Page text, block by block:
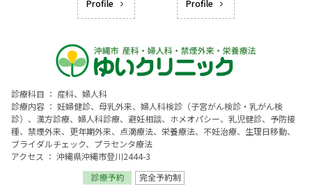
Profile Profile
診療科目 ： 産科、婦人科
診療内容 ： 妊婦健診、母乳外来、婦人科検診（子宮がん検診・乳がん検
診）、漢方診療、婦人科診療、避妊相談、ホメオパシー、乳児健診、予防接
種、禁煙外来、更年期外来、点滴療法、栄養療法、不妊治療、生理日移動、
ブライダルチェック、プラセンタ療法
アクセス ： 沖縄県沖縄市登川2444-3